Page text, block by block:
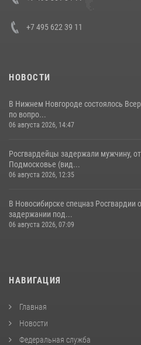
+7 495 622 39 11
НОВОСТИ
В Нижнем Новгороде состоялось
по вопро...
06 августа 2026, 14:47
Росгвардейцы задержали мужчину,
Подмосковье (вид...
06 августа 2026, 12:35
В Новосибирске спецназ Росгвардии
задержании под...
06 августа 2026, 07:09
НАВИГАЦИЯ
Главная
Новости
Федеральная служба